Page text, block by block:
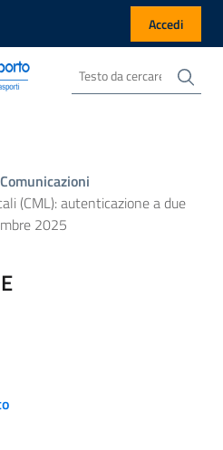
Accedi
Cerca nel sito
Comunicazioni
(CML): autenticazione a due
2025